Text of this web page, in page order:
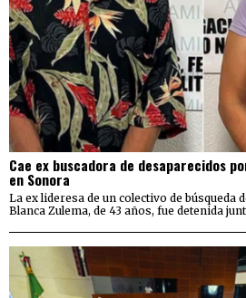
Cae ex buscadora de desaparecidos
en Sonora
La ex lideresa de un colectivo de búsqueda
Blanca Zulema, de 43 años, fue detenida